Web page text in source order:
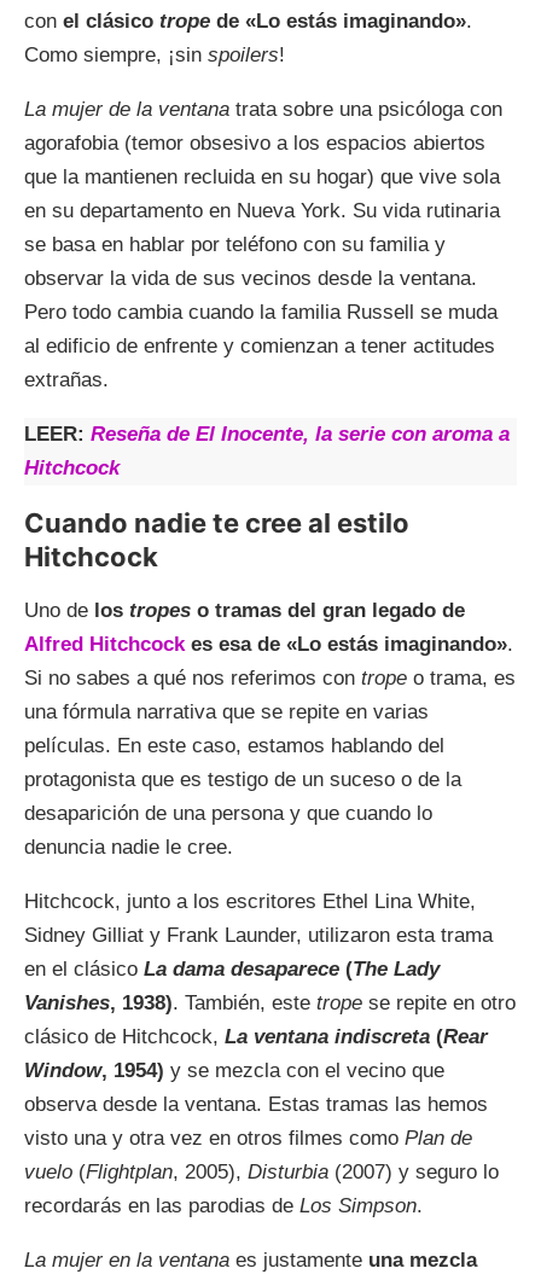
con el clásico trope de «Lo estás imaginando».
Como siempre, ¡sin spoilers!
La mujer de la ventana trata sobre una psicóloga con
agorafobia (temor obsesivo a los espacios abiertos
que la mantienen recluida en su hogar) que vive sola
en su departamento en Nueva York. Su vida rutinaria
se basa en hablar por teléfono con su familia y
observar la vida de sus vecinos desde la ventana.
Pero todo cambia cuando la familia Russell se muda
al edificio de enfrente y comienzan a tener actitudes
extrañas.
LEER: Reseña de El Inocente, la serie con aroma a
Hitchcock
Cuando nadie te cree al estilo
Hitchcock
Uno de los tropes o tramas del gran legado de
Alfred Hitchcockes esa de «Lo estás imaginando».
Si no sabes a qué nos referimos con trope o trama, es
una fórmula narrativa que se repite en varias
películas. En este caso, estamos hablando del
protagonista que es testigo de un suceso o de la
desaparición de una persona y que cuando lo
denuncia nadie le cree.
Hitchcock, junto a los escritores Ethel Lina White,
Sidney Gilliat y Frank Launder, utilizaron esta trama
en el clásico La dama desaparece (The Lady
Vanishes, 1938). También, este trope se repite en otro
clásico de Hitchcock, La ventana indiscreta (Rear
Window, 1954) y se mezcla con el vecino que
observa desde la ventana. Estas tramas las hemos
visto una y otra vez en otros filmes como Plan de
vuelo (Flightplan, 2005), Disturbia (2007) y seguro lo
recordarás en las parodias de Los Simpson.
La mujer en la ventana es justamente una mezcla